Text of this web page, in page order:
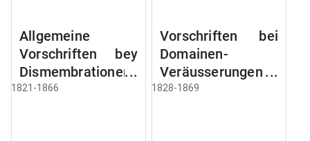
Allgemeine
Vorschriften bey
Dismembrationen
Domainen-
1821-1866
Vorschriften bei
Domainen-
Veräusserungen
und
1828-1869